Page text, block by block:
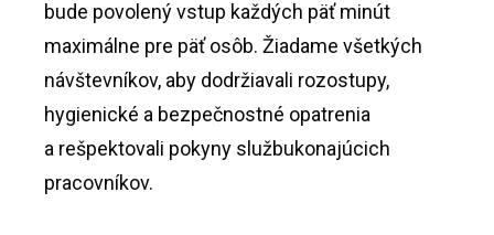
bude povolený vstup každých päť minút
maximálne pre päť osôb. Žiadame všetkých
návštevníkov, aby dodržiavali rozostupy,
hygienické a bezpečnostné opatrenia
a rešpektovali pokyny službukonajúcich
pracovníkov.